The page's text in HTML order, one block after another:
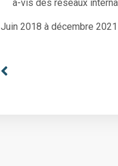
à-vis des réseaux
Juin 2018 à décembre 2021